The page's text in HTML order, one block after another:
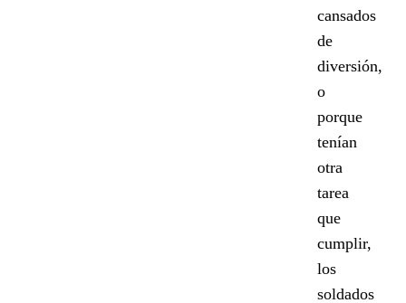
cansados
de
diversión,
o
porque
tenían
otra
tarea
que
cumplir,
los
soldados